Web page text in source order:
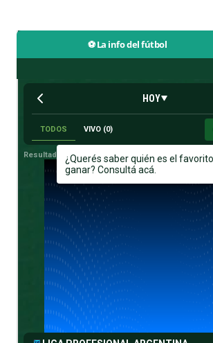
⚽ La info del fútbol